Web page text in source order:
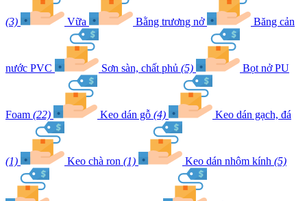
(3) Vữa Bằng trương nở Băng cản
nước PVC Sơn sàn, chất phủ (5) Bọt nở PU
Foam (22) Keo dán gỗ (4) Keo dán gạch, đá
(1) Keo chà ron (1) Keo dán nhôm kính (5)